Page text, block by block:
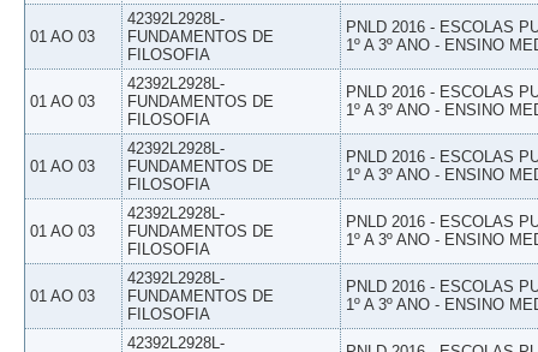
01 AO 03
42392L2928L-
FUNDAMENTOS DE
FILOSOFIA
PNLD 2016 - ESCOLAS
1º A 3º ANO - ENSINO
01 AO 03
42392L2928L-
FUNDAMENTOS DE
FILOSOFIA
PNLD 2016 - ESCOLAS
1º A 3º ANO - ENSINO
01 AO 03
42392L2928L-
FUNDAMENTOS DE
FILOSOFIA
PNLD 2016 - ESCOLAS
1º A 3º ANO - ENSINO
01 AO 03
42392L2928L-
FUNDAMENTOS DE
FILOSOFIA
PNLD 2016 - ESCOLAS
1º A 3º ANO - ENSINO
01 AO 03
42392L2928L-
FUNDAMENTOS DE
FILOSOFIA
PNLD 2016 - ESCOLAS
1º A 3º ANO - ENSINO
42392L2928L-